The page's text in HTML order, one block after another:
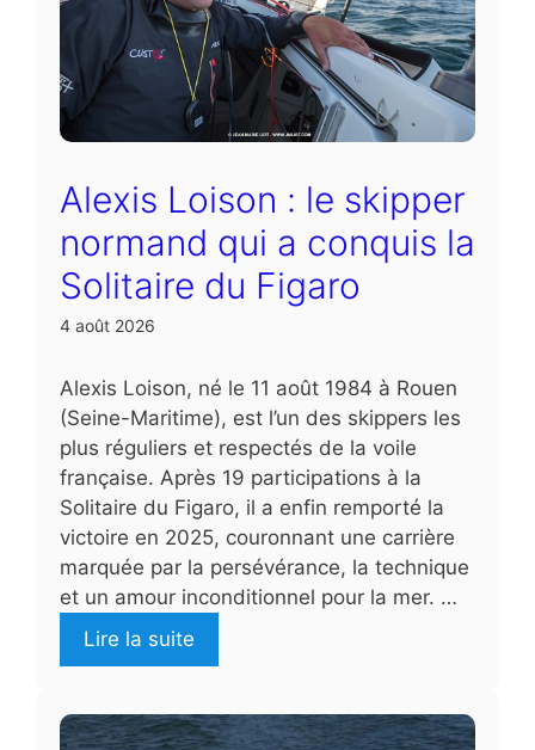
Alexis Loison : le skipper
normand qui a conquis la
Solitaire du Figaro
4 août 2026
Alexis Loison, né le 11 août 1984 à Rouen
(Seine-Maritime), est l’un des skippers les
plus réguliers et respectés de la voile
française. Après 19 participations à la
Solitaire du Figaro, il a enfin remporté la
victoire en 2025, couronnant une carrière
marquée par la persévérance, la technique
et un amour inconditionnel pour la mer. …
Lire la suite